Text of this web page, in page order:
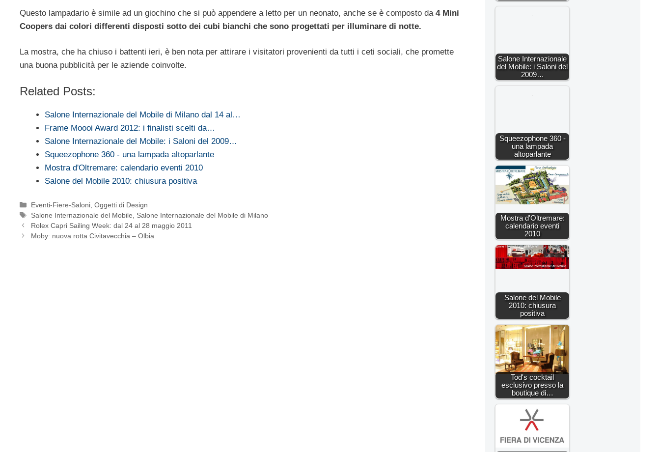
Questo lampadario è simile ad un giochino che si può appendere a letto per un neonato, anche se è composto da 4 Mini
Coopers dai colori differenti disposti sotto dei cubi bianchi che sono progettati per illuminare di notte.
La mostra, che ha chiuso i battenti ieri, è ben nota per attirare i visitatori provenienti da tutti i ceti sociali, che promette
una buona pubblicità per le aziende coinvolte.
Related Posts:
Salone Internazionale del Mobile di Milano dal 14 al…
Frame Moooi Award 2012: i finalisti scelti da…
Salone Internazionale del Mobile: i Saloni del 2009…
Squeezophone 360 - una lampada altoparlante
Mostra d'Oltremare: calendario eventi 2010
Salone del Mobile 2010: chiusura positiva
Categorie
Eventi-Fiere-Saloni ,Oggetti di Design
Tag
Salone Internazionale del Mobile
Salone Internazionale del Mobile di Milano
Rolex Capri Sailing Week: dal 24 al 28 maggio 2011
Moby: nuova rotta Civitavecchia – Olbia
Salone Internazionale
del Mobile: i Saloni del
2009…
Squeezophone 360 -
una lampada
altoparlante
Mostra d'Oltremare:
calendario eventi
2010
Salone del Mobile
2010: chiusura
positiva
Tod's cocktail
esclusivo presso la
boutique di…